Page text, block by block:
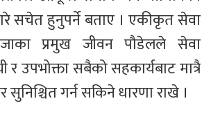
सचेत हुनुपर्ने बताए । एकीकृत सेवा
प्रमुख जीवन पौडेलले सेवा
र उपभोक्ता सबैको सहकार्यबाट मात्रै
सुनिश्चित गर्न सकिने धारणा राखे ।